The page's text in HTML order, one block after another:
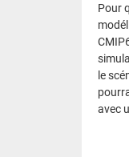
Pour
le
avec